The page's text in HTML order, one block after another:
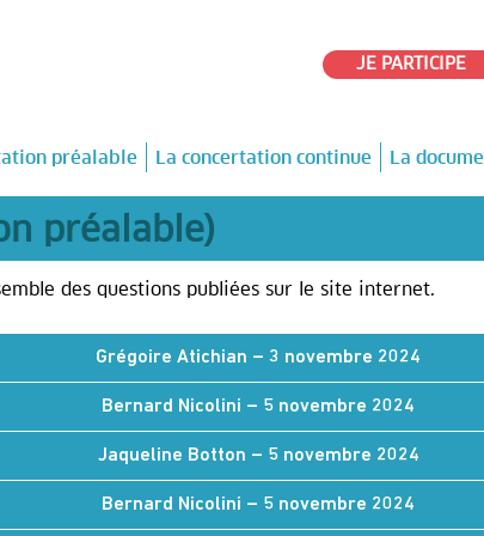
JE PARTICIPE
préalable La concertation continue La
des questions publiées sur le site internet.
préalable)
Grégoire Atichian – 3 novembre 2024
Bernard Nicolini – 5 novembre 2024
Jaqueline Botton – 5 novembre 2024
Bernard Nicolini – 5 novembre 2024